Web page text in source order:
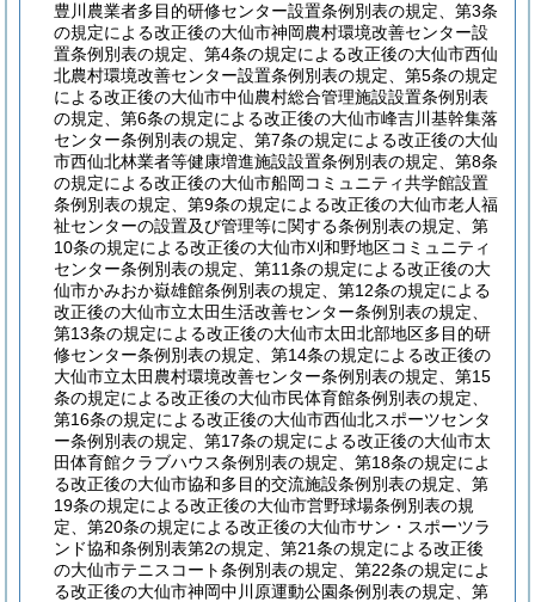
豊川農業者多目的研修センター設置条例別表の規定、第3条
の規定による改正後の大仙市神岡農村環境改善センター設
置条例別表の規定、第4条の規定による改正後の大仙市西仙
北農村環境改善センター設置条例別表の規定、第5条の規定
による改正後の大仙市中仙農村総合管理施設設置条例別表
の規定、第6条の規定による改正後の大仙市峰吉川基幹集落
センター条例別表の規定、第7条の規定による改正後の大仙
市西仙北林業者等健康増進施設設置条例別表の規定、第8条
の規定による改正後の大仙市船岡コミュニティ共学館設置
条例別表の規定、第9条の規定による改正後の大仙市老人福
祉センターの設置及び管理等に関する条例別表の規定、第
10条の規定による改正後の大仙市刈和野地区コミュニティ
センター条例別表の規定、第11条の規定による改正後の大
仙市かみおか嶽雄館条例別表の規定、第12条の規定による
改正後の大仙市立太田生活改善センター条例別表の規定、
第13条の規定による改正後の大仙市太田北部地区多目的研
修センター条例別表の規定、第14条の規定による改正後の
大仙市立太田農村環境改善センター条例別表の規定、第15
条の規定による改正後の大仙市民体育館条例別表の規定、
第16条の規定による改正後の大仙市西仙北スポーツセンタ
ー条例別表の規定、第17条の規定による改正後の大仙市太
田体育館クラブハウス条例別表の規定、第18条の規定によ
る改正後の大仙市協和多目的交流施設条例別表の規定、第
19条の規定による改正後の大仙市営野球場条例別表の規
定、第20条の規定による改正後の大仙市サン・スポーツラ
ンド協和条例別表第2の規定、第21条の規定による改正後
の大仙市テニスコート条例別表の規定、第22条の規定によ
る改正後の大仙市神岡中川原運動公園条例別表の規定、第